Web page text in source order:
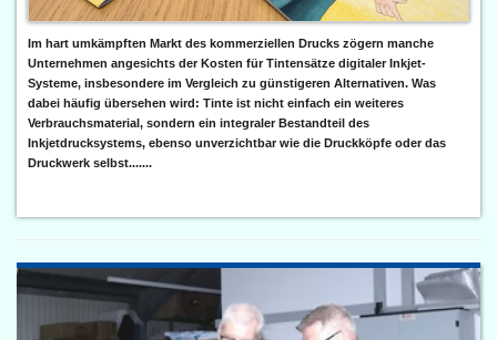
Im hart umkämpften Markt des kommerziellen Drucks zögern manche
Unternehmen angesichts der Kosten für Tintensätze digitaler Inkjet-
Systeme, insbesondere im Vergleich zu günstigeren Alternativen. Was
dabei häufig übersehen wird: Tinte ist nicht einfach ein weiteres
Verbrauchsmaterial, sondern ein integraler Bestandteil des
Inkjetdrucksystems, ebenso unverzichtbar wie die Druckköpfe oder das
Druckwerk selbst.......